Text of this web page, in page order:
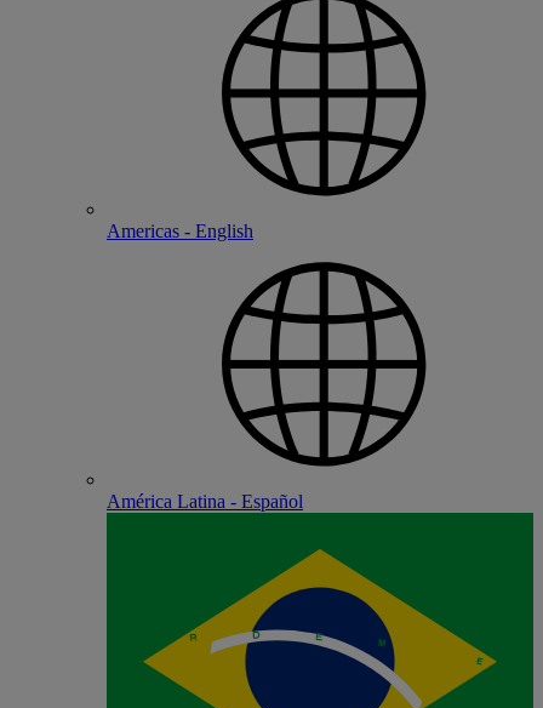
Americas - English
América Latina - Español